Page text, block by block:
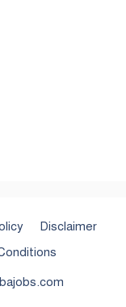
Disclaimer